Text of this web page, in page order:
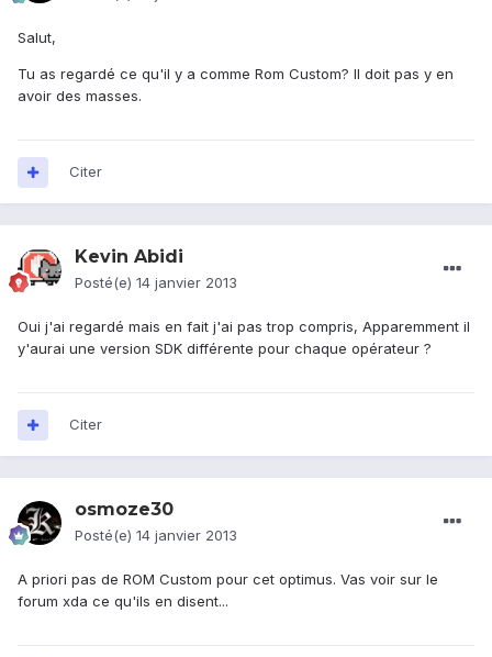
Salut,
Tu as regardé ce qu'il y a comme Rom Custom? Il doit pas y en
avoir des masses.
Citer
Kevin Abidi
Posté(e) 14 janvier 2013
Oui j'ai regardé mais en fait j'ai pas trop compris, Apparemment il
y'aurai une version SDK différente pour chaque opérateur ?
Citer
osmoze30
Posté(e) 14 janvier 2013
A priori pas de ROM Custom pour cet optimus. Vas voir sur le
forum xda ce qu'ils en disent...